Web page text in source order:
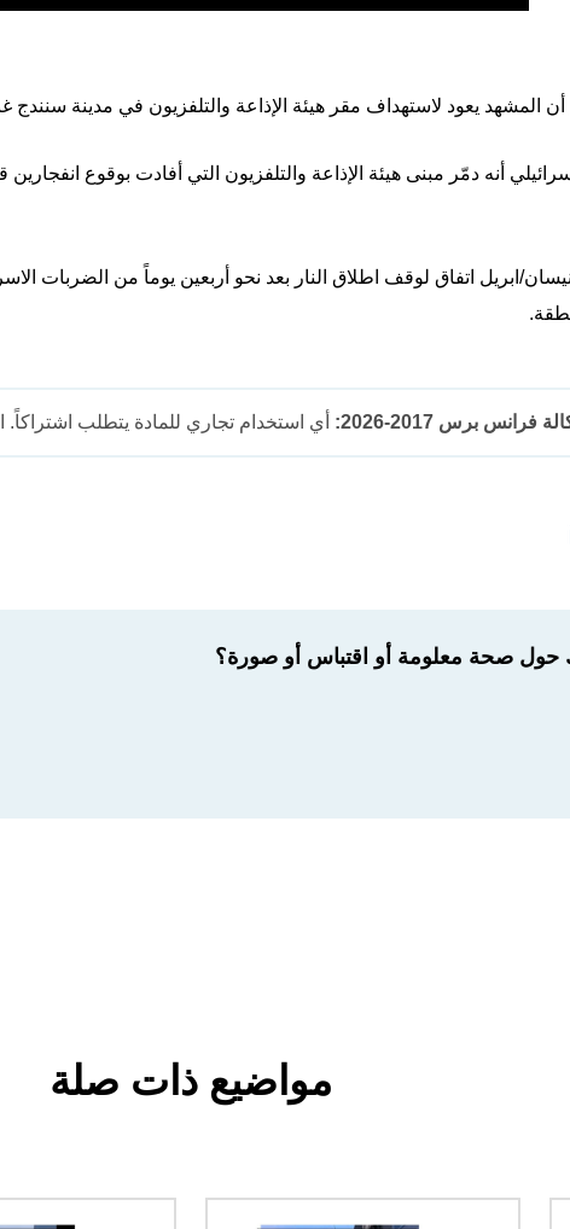
المشهد يعود لاستهداف مقر هيئة الإذاعة والتلفزيون في مدينة سنندج
أنه دمّر مبنى هيئة الإذاعة والتلفزيون التي أفادت بوقوع
ابريل اتفاق لوقف اطلاق النار بعد نحو أربعين يوماً من الضربات
برس 2017-2026: أي استخدام تجاري للمادة يتطلب
صحة معلومة أو اقتباس أو صورة؟
مواضيع ذات صلة